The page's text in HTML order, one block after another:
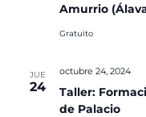
Amurrio
Gratuito
JUE
24
Taller:
de Palacio
octubre 24, 2024